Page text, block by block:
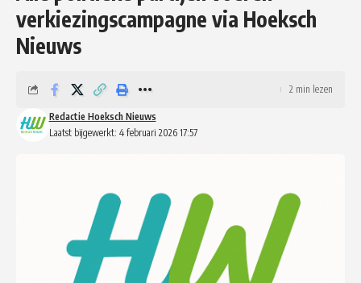
verkiezingscampagne via Hoeksch
Nieuws
Laatst bijgewerkt: 4 februari 2026 17:57
Redactie Hoeksch Nieuws
2 min lezen